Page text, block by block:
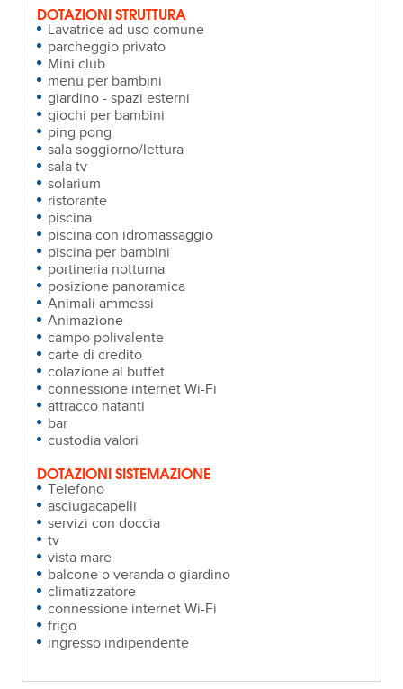
DOTAZIONI STRUTTURA
Lavatrice ad uso comune
parcheggio privato
Mini club
menu per bambini
giardino - spazi esterni
giochi per bambini
ping pong
sala soggiorno/lettura
sala tv
solarium
ristorante
piscina
piscina con idromassaggio
piscina per bambini
portineria notturna
posizione panoramica
Animali ammessi
Animazione
campo polivalente
carte di credito
colazione al buffet
connessione internet Wi-Fi
attracco natanti
bar
custodia valori
DOTAZIONI SISTEMAZIONE
Telefono
asciugacapelli
servizi con doccia
tv
vista mare
balcone o veranda o giardino
climatizzatore
connessione internet Wi-Fi
frigo
ingresso indipendente